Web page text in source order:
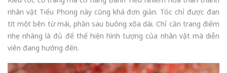
nhân vật Tiểu Phong này cũng khá đơn giản. Tóc chỉ được đan
tít một bên từ mái, phần sau buông xõa dài. Chỉ cần trang điểm
nhẹ nhàng là đủ để thể hiện hình tượng của nhân vật mà diễn
viên đang hướng đến.